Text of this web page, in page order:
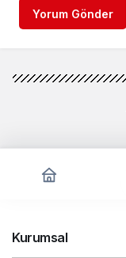
Yorum Gönder
Kurumsal